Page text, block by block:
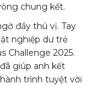
chung kết.
đầy thú vị. Tay
nghiệp dư trẻ
Challenge 2025.
giúp anh kết
trình tuyệt vời